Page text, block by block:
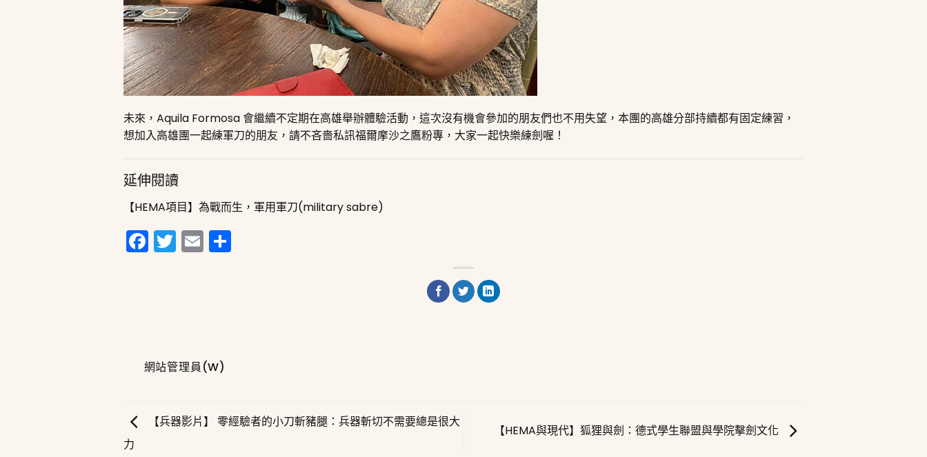
未來，Aquila Formosa 會繼續不定期在高雄舉辦體驗活動，這次沒有機會參加的朋友們也不用失望，本團的高雄分部持續都有固定練習，
想加入高雄團一起練軍刀的朋友，請不吝嗇私訊福爾摩沙之鷹粉專，大家一起快樂練劍喔！
延伸閱讀
【HEMA項目】為戰而生，軍用軍刀(military sabre)
Facebook
Twitter
Email
分
網站管理員(W)
【兵器影片】 零經驗者的小刀斬豬腿：兵器斬切不需要總是很大
力
【HEMA與現代】狐狸與劍：德式學生聯盟與學院擊劍文化